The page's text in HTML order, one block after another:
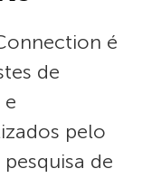
é
de
pelo
de